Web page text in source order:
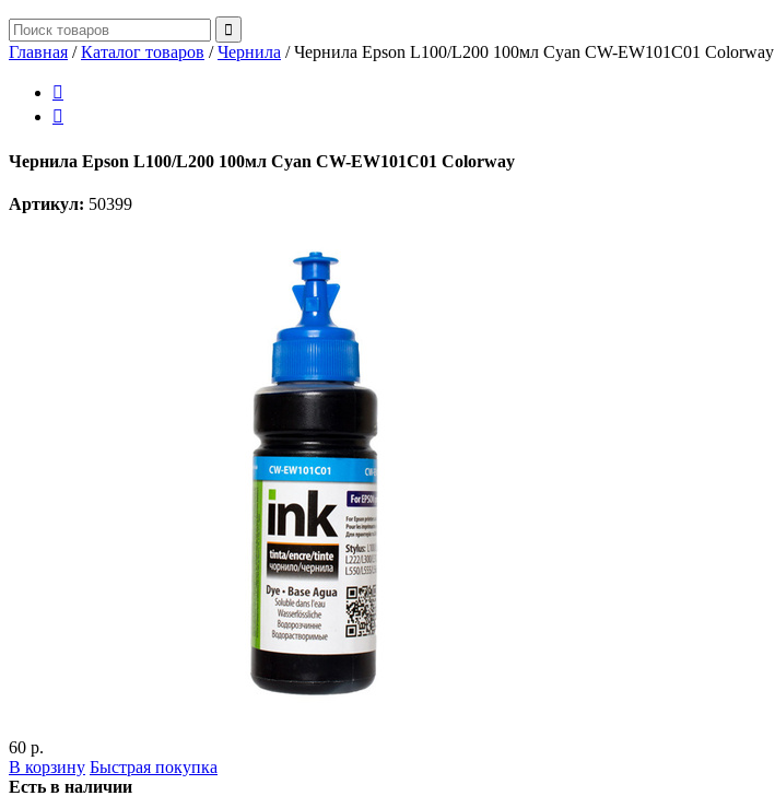
Главная /Каталог товаров /Чернила /Чернила Epson L100/L200 100мл Cyan CW-EW101C01 Colorway


Чернила Epson L100/L200 100мл Cyan CW-EW101C01 Colorway
Артикул: 50399
60 р.
В корзину Быстрая покупка
Есть в наличии